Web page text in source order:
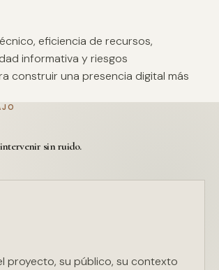
eficiencia de recursos,
informativa y riesgos
construir una presencia digital más
sin ruido.
proyecto, su público, su contexto